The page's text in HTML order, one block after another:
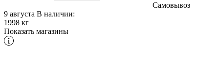
Самовывоз
9 августа В наличии:
1998 кг
Показать магазины